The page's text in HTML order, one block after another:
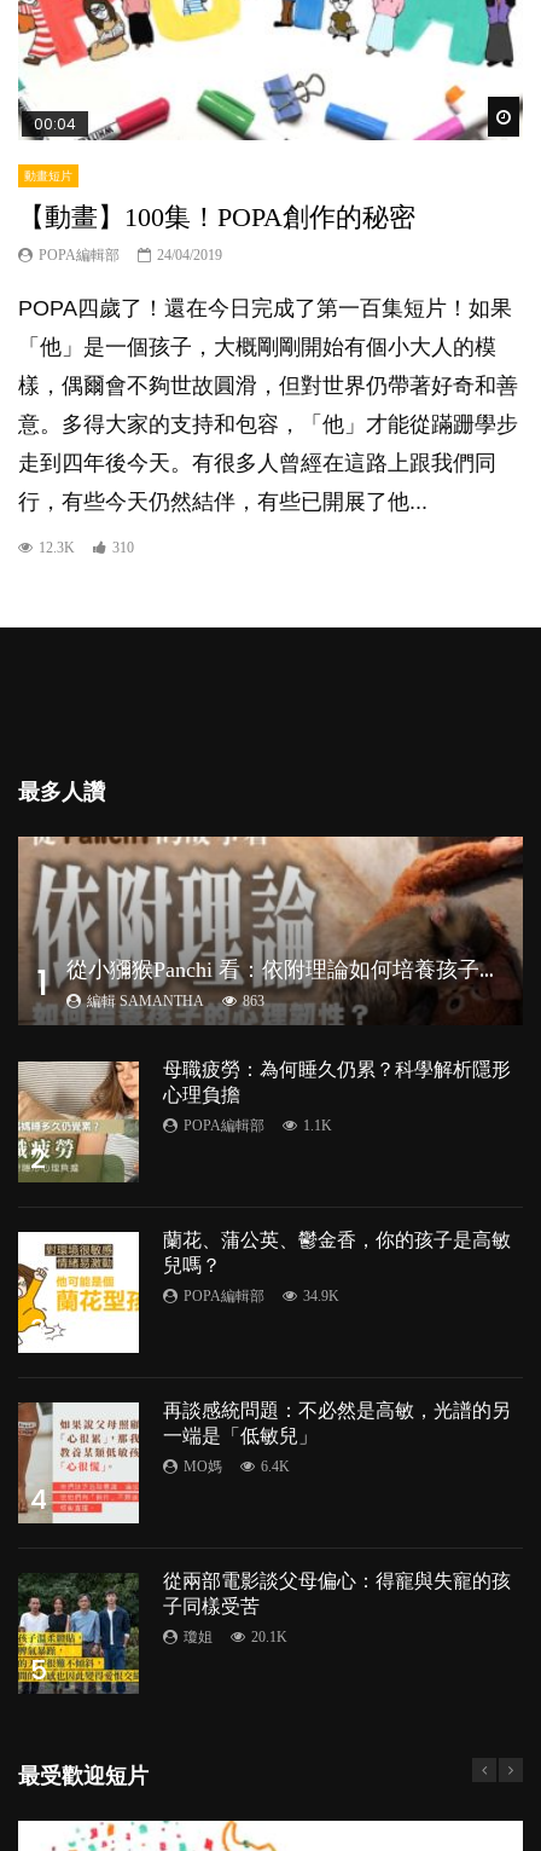
00:04
動畫短片
【動畫】100集！POPA創作的秘密
POPA編輯部 24/04/2019
POPA四歲了！還在今日完成了第一百集短片！如果
「他」是一個孩子，大概剛剛開始有個小大人的模
樣，偶爾會不夠世故圓滑，但對世界仍帶著好奇和善
意。多得大家的支持和包容，「他」才能從蹣跚學步
走到四年後今天。有很多人曾經在這路上跟我們同
行，有些今天仍然結伴，有些已開展了他...
12.3K 310
最多人讚
1 從
小獼猴Panchi 看：依附理論如何培養孩子心理韌性？
編輯 SAMANTHA 863
2
母職疲勞：為何睡久仍累？科學解析隱形
心理負擔
POPA編輯部 1.1K
3
蘭花、蒲公英、鬱金香，你的孩子是高敏
兒嗎？
POPA編輯部 34.9K
4
再談感統問題：不必然是高敏，光譜的另
一端是「低敏兒」
MO媽 6.4K
5
從兩部電影談父母偏心：得寵與失寵的孩
子同樣受苦
瓊姐 20.1K
最受歡迎短片